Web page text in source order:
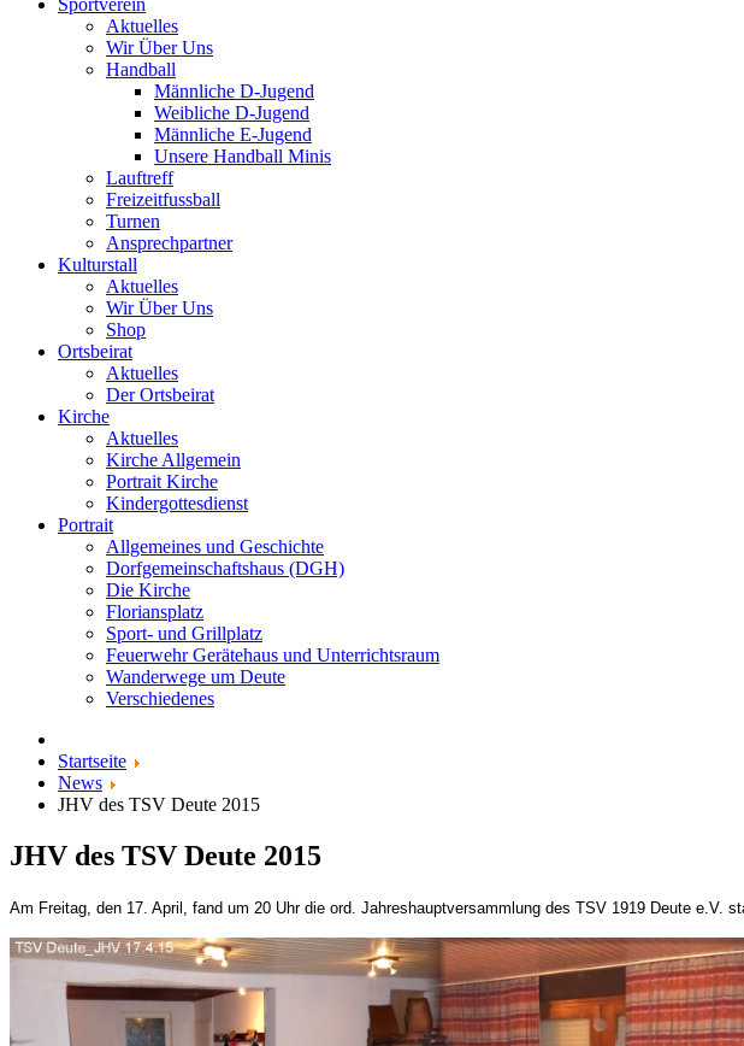
Sportverein
Aktuelles
Wir Über Uns
Handball
Männliche D-Jugend
Weibliche D-Jugend
Männliche E-Jugend
Unsere Handball Minis
Lauftreff
Freizeitfussball
Turnen
Ansprechpartner
Kulturstall
Aktuelles
Wir Über Uns
Shop
Ortsbeirat
Aktuelles
Der Ortsbeirat
Kirche
Aktuelles
Kirche Allgemein
Portrait Kirche
Kindergottesdienst
Portrait
Allgemeines und Geschichte
Dorfgemeinschaftshaus (DGH)
Die Kirche
Floriansplatz
Sport- und Grillplatz
Feuerwehr Gerätehaus und Unterrichtsraum
Wanderwege um Deute
Verschiedenes
Startseite
News
JHV des TSV Deute 2015
JHV des TSV Deute 2015
Am Freitag, den 17. April, fand um 20 Uhr die ord. Jahreshauptversammlung des TSV 1919 Deute e.V.